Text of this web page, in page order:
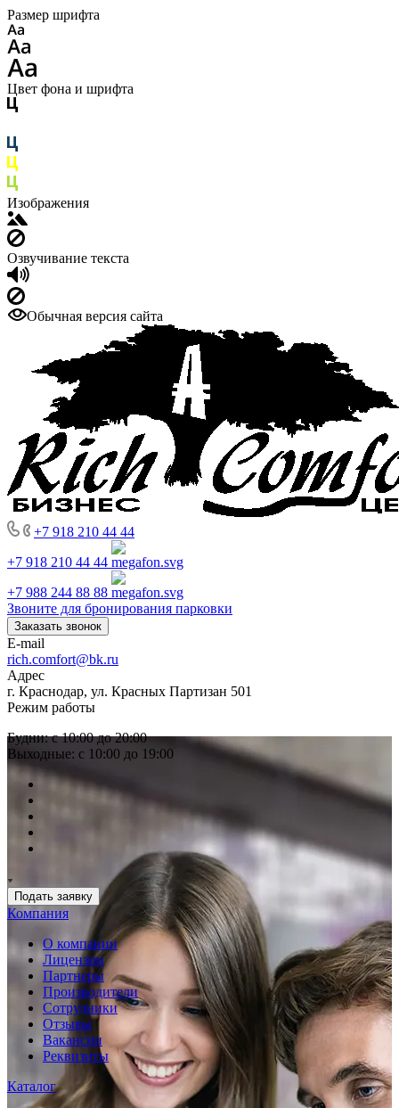
Размер шрифта
Цвет фона и шрифта
Изображения
Озвучивание текста
Обычная версия сайта
+7 918 210 44 44
+7 918 210 44 44
+7 988 244 88 88
Звоните для бронирования парковки
Заказать звонок
E-mail
rich.comfort@bk.ru
Адрес
г. Краснодар, ул. Красных Партизан 501
Режим работы
Будни: с 10:00 до 20:00
Выходные: с 10:00 до 19:00
Подать заявку
Компания
О компании
Лицензии
Партнеры
Производители
Сотрудники
Отзывы
Вакансии
Реквизиты
Каталог